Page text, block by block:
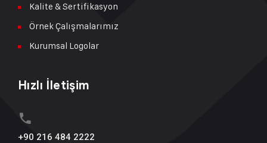
Kalite & Sertifikasyon
Örnek Çalışmalarımız
Kurumsal Logolar
Hızlı İletişim
+90 216 484 2222